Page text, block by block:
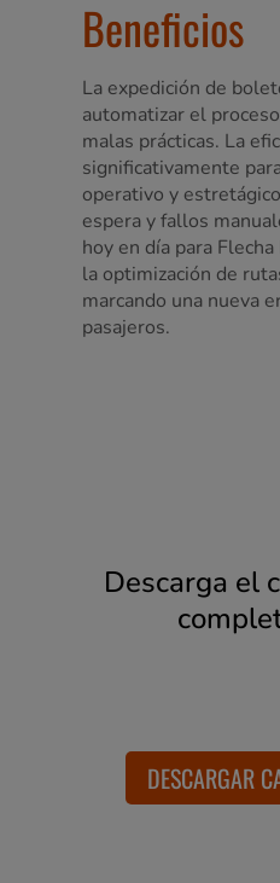
Beneficios
La expedición de
automatizar el
malas prácticas. La
significativamente
operativo y
espera y fallos
hoy en día para
la optimización de
marcando una nueva
pasajeros.
Descarga el
DESCARGAR